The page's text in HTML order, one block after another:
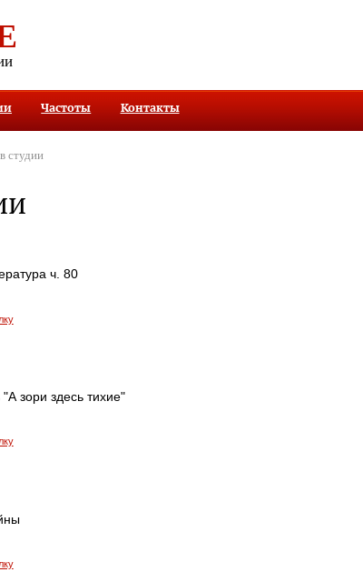
Частоты Контакты
студии
ч. 80
зори здесь тихие"